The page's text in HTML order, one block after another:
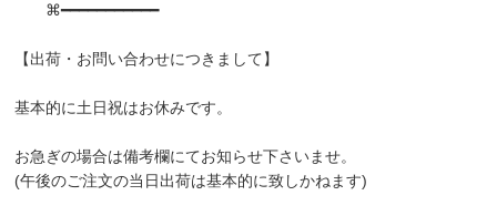
⌘━━━━━━━━━━━
【出荷・お問い合わせにつきまして】
基本的に土日祝はお休みです。
お急ぎの場合は備考欄にてお知らせ下さいませ。
(午後のご注文の当日出荷は基本的に致しかねます)